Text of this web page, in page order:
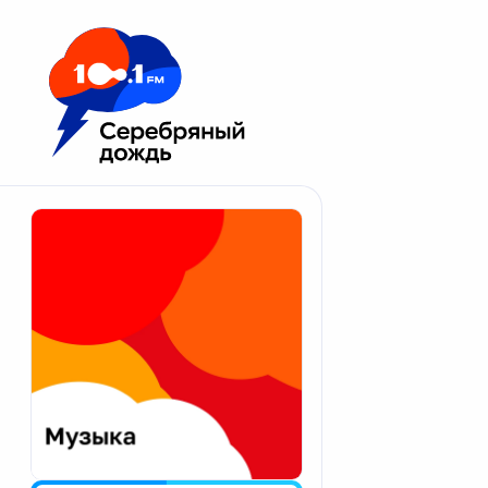
Москва 100.1 FM
Апатиты
Екатеринбург
Калининград
Калуга